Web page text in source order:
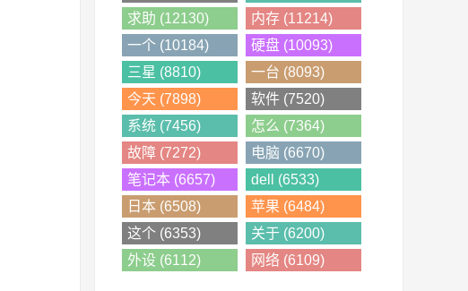
求助 (12130)
内存 (11214)
一个 (10184)
硬盘 (10093)
三星 (8810)
一台 (8093)
今天 (7898)
软件 (7520)
系统 (7456)
怎么 (7364)
故障 (7272)
电脑 (6670)
笔记本 (6657)
dell (6533)
日本 (6508)
苹果 (6484)
这个 (6353)
关于 (6200)
外设 (6112)
网络 (6109)